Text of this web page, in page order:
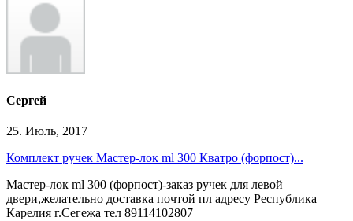
Сергей
25. Июль, 2017
Комплект ручек Мастер-лок ml 300 Кватро (форпост)...
Мастер-лок ml 300 (форпост)-заказ ручек для левой
двери,желательно доставка почтой пл адресу Республика
Карелия г.Сегежа тел 89114102807